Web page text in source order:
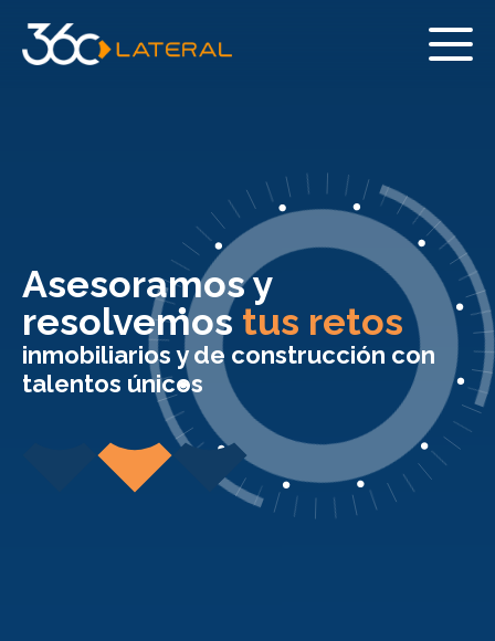
Asesoramos y
resolvemos tus retos
inmobiliarios y de construcción con
talentos únicos